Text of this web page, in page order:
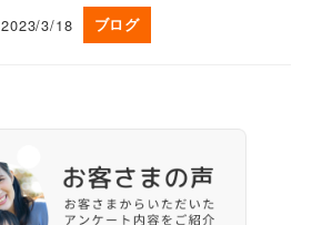
2023/3/18 ブログ